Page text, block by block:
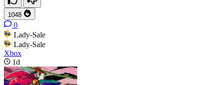
1048
0
Lady-Sale
Lady-Sale
Xbox
1d